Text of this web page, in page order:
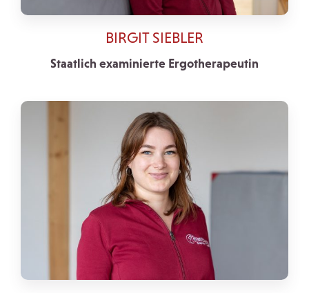
BIRGIT SIEBLER
Staatlich examinierte Ergotherapeutin